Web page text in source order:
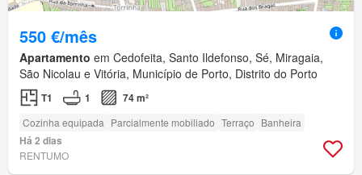
550 €/mês
Apartamento em Cedofeita, Santo Ildefonso, Sé, Miragaia,
São Nicolau e Vitória, Município de Porto, Distrito do Porto
T1 1 74 m²
Cozinha equipada Parcialmente mobiliado Terraço Banheira
Há 2 dias
RENTUMO